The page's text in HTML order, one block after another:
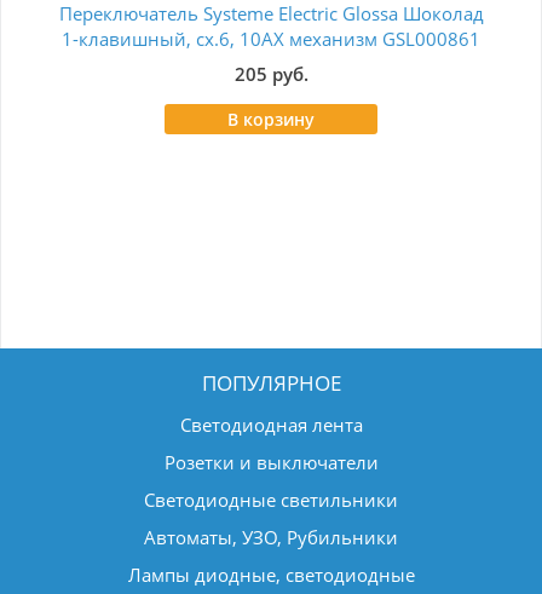
Переключатель Systeme Electric Glossa Шоколад
1-клавишный, сх.6, 10АХ механизм GSL000861
205 руб.
В корзину
ПОПУЛЯРНОЕ
Светодиодная лента
Розетки и выключатели
Светодиодные светильники
Автоматы, УЗО, Рубильники
Лампы диодные, светодиодные